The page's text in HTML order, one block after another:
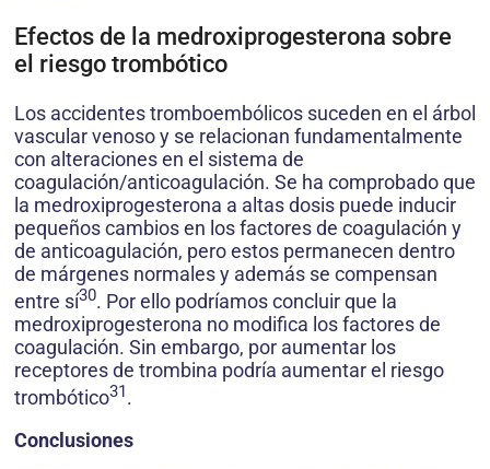
Efectos de la medroxiprogesterona sobre
el riesgo trombótico
Los accidentes tromboembólicos suceden en el árbol
vascular venoso y se relacionan fundamentalmente
con alteraciones en el sistema de
coagulación/anticoagulación. Se ha comprobado que
la medroxiprogesterona a altas dosis puede inducir
pequeños cambios en los factores de coagulación y
de anticoagulación, pero estos permanecen dentro
de márgenes normales y además se compensan
entre sí30. Por ello podríamos concluir que la
medroxiprogesterona no modifica los factores de
coagulación. Sin embargo, por aumentar los
receptores de trombina podría aumentar el riesgo
trombótico31.
Conclusiones